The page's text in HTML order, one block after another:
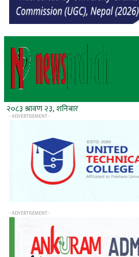
२०८३ श्रावण २३, शनिबार
- ADVERTISEMENT -
- ADVERTISEMENT -